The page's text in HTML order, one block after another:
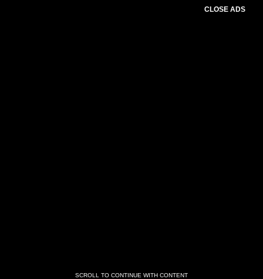
CLOSE ADS
SCROLL TO CONTINUE WITH CONTENT